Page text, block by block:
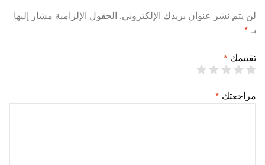
لن يتم نشر عنوان بريدك الإلكتروني. الحقول الإلزامية مشار إليها
بـ *
تقييمك *
مراجعتك *